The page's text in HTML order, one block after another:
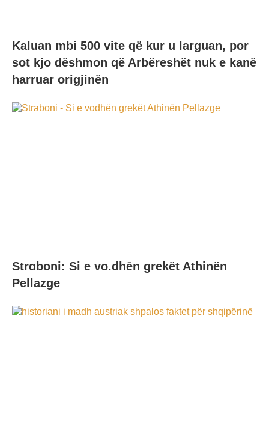
Kaluan mbi 500 vite që kur u larguan, por
sot kjo dëshmon që Arbëreshët nuk e kanë
harruar origjinën
Strɑboni: Si e vo.dhēn grekët Athinën
Pellazge